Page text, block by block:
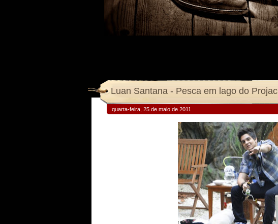
Luan Santana - Pesca em lago do Projac
quarta-feira, 25 de maio de 2011